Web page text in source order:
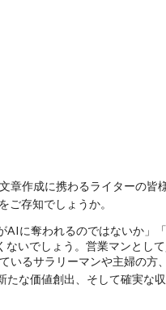
作成に携わるライターの皆
ご存知でしょうか。
AIに奪われるのではないか」
いでしょう。営業マンとし
るサラリーマンや主婦の方
たな価値創出、そして確実な